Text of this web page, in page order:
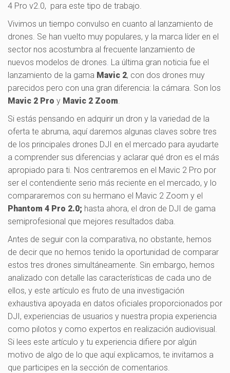
4 Pro v2.0, para este tipo de trabajo.
Vivimos un tiempo convulso en cuanto al lanzamiento de
drones. Se han vuelto muy populares, y la marca líder en el
sector nos acostumbra al frecuente lanzamiento de
nuevos modelos de drones. La última gran noticia fue el
lanzamiento de la gama Mavic 2, con dos drones muy
parecidos pero con una gran diferencia: la cámara. Son los
Mavic 2 Pro y Mavic 2 Zoom.
Si estás pensando en adquirir un dron y la variedad de la
oferta te abruma, aquí daremos algunas claves sobre tres
de los principales drones DJI en el mercado para ayudarte
a comprender sus diferencias y aclarar qué dron es el más
apropiado para ti. Nos centraremos en el Mavic 2 Pro por
ser el contendiente serio más reciente en el mercado, y lo
compararemos con su hermano el Mavic 2 Zoom y el
Phantom 4 Pro 2.0; hasta ahora, el dron de DJI de gama
semiprofesional que mejores resultados daba.
Antes de seguir con la comparativa, no obstante, hemos
de decir que no hemos tenido la oportunidad de comparar
estos tres drones simultáneamente. Sin embargo, hemos
analizado con detalle las características de cada uno de
ellos, y este artículo es fruto de una investigación
exhaustiva apoyada en datos oficiales proporcionados por
DJI, experiencias de usuarios y nuestra propia experiencia
como pilotos y como expertos en realización audiovisual.
Si lees este artículo y tu experiencia difiere por algún
motivo de algo de lo que aquí explicamos, te invitamos a
que participes en la sección de comentarios.